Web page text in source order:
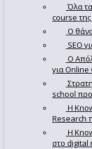
Όλα
course
Ο
SEO
Ο
για Online
school
Η
Research
Η
στο digital